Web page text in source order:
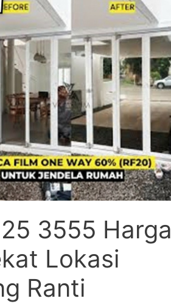
3555 Harga
Lokasi
Ranti